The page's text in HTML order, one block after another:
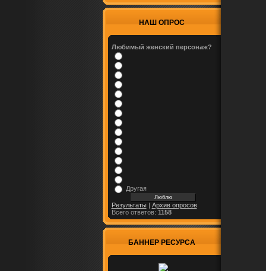
НАШ ОПРОС
Любимый женский персонаж?
Другая
Результаты| Архив опросов
Всего ответов: 1158
БАННЕР РЕСУРСА